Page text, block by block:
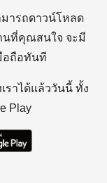
มารถดาวน์โหลด
นที่คุณสนใจ จะมี
อถือทันที
ราได้แล้ววันนี้ ทั้ง
Play